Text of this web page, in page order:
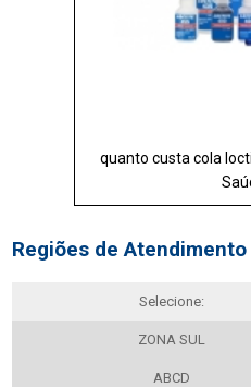
quanto custa cola
Regiões de Atendimento
Selecione:
ZONA SUL
ABCD